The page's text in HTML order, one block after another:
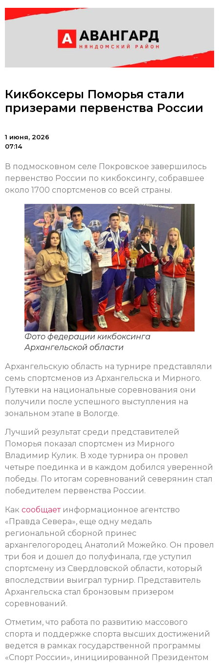
Кикбоксеры Поморья стали
призерами первенства России
1 июня, 2026
07:14
В подмосковном селе Покровское завершилось
первенство России по кикбоксингу, собравшее
около 1700 спортсменов со всей страны.
Фото федерации кикбоксинга
Архангельской области
Архангельскую область на турнире представляли
семь спортсменов из Архангельска и Мирного.
Путевки на национальные соревнования они
получили после успешного выступления на
зональном этапе в Вологде.
Лучший результат среди представителей
Поморья показал спортсмен из Мирного
Владимир Кулик. В ходе турнира он провел
четыре поединка и в каждом добился уверенной
победы. По итогам соревнований северянин стал
победителем первенства России.
Как сообщаетинформационное агентство
«Правда Севера», еще одну медаль
региональной сборной принес
архангелогородец Анатолий Можейко. Он провел
три боя и дошел до полуфинала, где уступил
спортсмену из Свердловской области, который
впоследствии выиграл турнир. Представитель
Архангельска стал бронзовым призером
соревнований.
Отметим, что работа по развитию массового
спорта и поддержке спорта высших достижений
ведется в рамках государственной программы
«Спорт России», инициированной Президентом